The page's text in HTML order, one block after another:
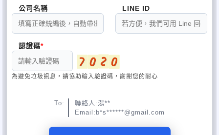
公司名稱 LINE ID
認證碼
為避免垃圾訊息，請協助輸入驗證碼，謝謝您的耐心
To:
聯絡人:湯**
Email:b*s******@gmail.com